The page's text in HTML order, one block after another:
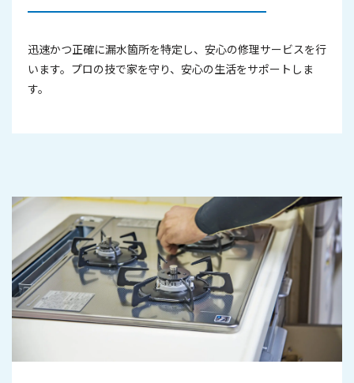
迅速かつ正確に漏水箇所を特定し、安心の修理サービスを行
います。プロの技で家を守り、安心の生活をサポートしま
す。